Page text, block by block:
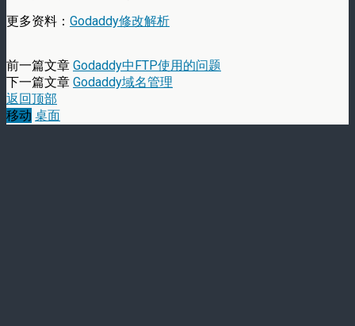
更多资料： Godaddy修改解析
前一篇文章 Godaddy中FTP使用的问题
下一篇文章 Godaddy域名管理
返回顶部
移动 桌面